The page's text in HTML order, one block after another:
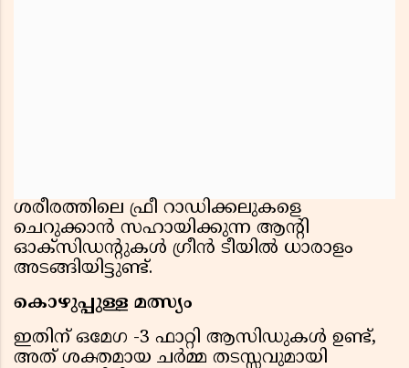
ശരീരത്തിലെ ഫ്രീ റാഡിക്കലുകളെ
ചെറുക്കാന്‍ സഹായിക്കുന്ന ആന്റി
ഓക്സിഡന്റുകള്‍ ഗ്രീന്‍ ടീയില്‍ ധാരാളം
അടങ്ങിയിട്ടുണ്ട്.
കൊഴുപ്പുള്ള മത്സ്യം
ഇതിന് ഒമേഗ -3 ഫാറ്റി ആസിഡുകള്‍ ഉണ്ട്,
അത് ശക്തമായ ചര്‍മ്മ തടസ്സവുമായി